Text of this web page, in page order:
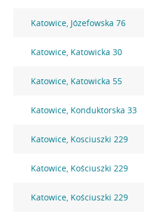
Katowice, Józefowska 76
Katowice, Katowicka 30
Katowice, Katowicka 55
Katowice, Konduktorska 33
Katowice, Kosciuszki 229
Katowice, Kościuszki 229
Katowice, Kościuszki 229